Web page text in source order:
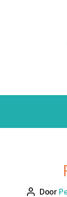
Berichtauteur
Door